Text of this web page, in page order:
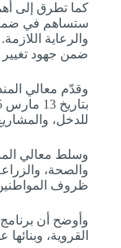
كما تطرق إلى
ستساهم في ضمان
والرعاية
ضمن جهود تغيير
وقدّم معالي
للدخل،
وسلط معالي
والصحة،
ظروف
وأوضح أن
القروية،